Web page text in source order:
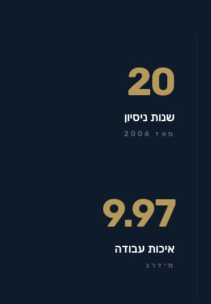
20
שנות ניסיון
מאז 2006
9.97
איכות עבודה
מידרג